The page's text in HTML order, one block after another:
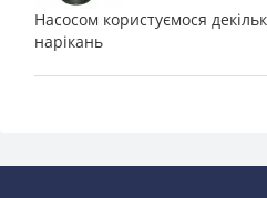
Насосом користуємося
нарікань